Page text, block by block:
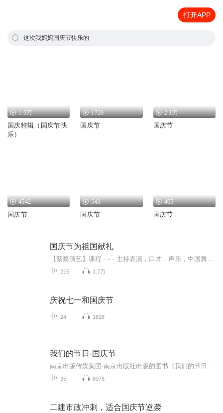
打开APP
这次我妈妈国庆节快乐的
1.6万
国庆特辑（国庆节快
乐）
1726
国庆节
2.1万
国庆节
4542
国庆节
543
国庆节
465
国庆节
国庆节为祖国献礼
215 1.7万
庆祝七一和国庆节
24 1818
我们的节日-国庆节
35 8076
二建市政冲刺，适合国庆节逆袭